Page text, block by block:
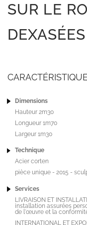
SUR LE
DEXASÉES
Dimensions
Hauteur 2m30
Longueur 1m70
Largeur 1m30
Technique
Acier corten
pièce unique - 2015 -
Services
LIVRAISON ET
installation assurées
de l'œuvre et la
INTERNATIONAL ET